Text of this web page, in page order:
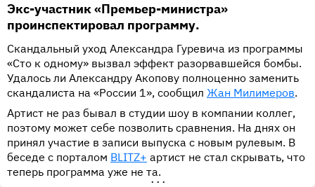
Экс-участник «Премьер-министра»
проинспектировал программу.
Скандальный уход Александра Гуревича из программы
«Сто к одному» вызвал эффект разорвавшейся бомбы.
Удалось ли Александру Акопову полноценно заменить
скандалиста на «России 1», сообщил Жан Милимеров.
Артист не раз бывал в студии шоу в компании коллег,
поэтому может себе позволить сравнения. На днях он
принял участие в записи выпуска с новым рулевым. В
беседе с порталом BLITZ+ артист не стал скрывать, что
теперь программа уже не та.
•••